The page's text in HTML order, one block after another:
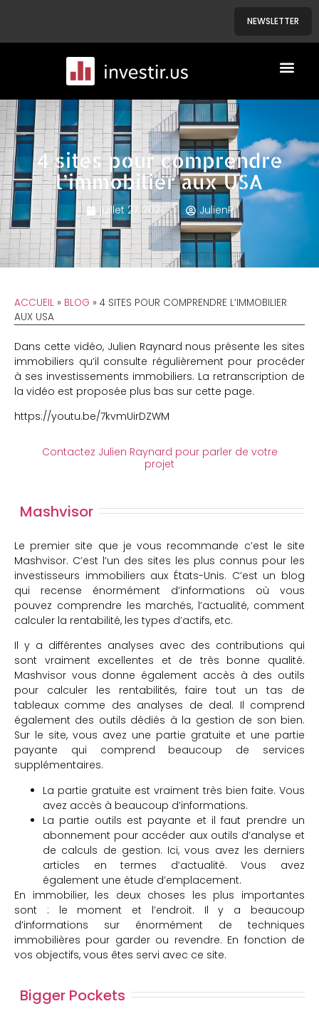
NEWSLETTER
4 sites pour comprendre
l’immobilier aux USA
juillet 27, 2021 JulienR
ACCUEIL » BLOG » 4 SITES POUR COMPRENDRE L’IMMOBILIER
AUX USA
Dans cette vidéo, Julien Raynard nous présente les sites
immobiliers qu’il consulte régulièrement pour procéder
à ses investissements immobiliers. La retranscription de
la vidéo est proposée plus bas sur cette page.
https://youtu.be/7kvmUirDZWM
Contactez Julien Raynard pour parler de votre
projet
Mashvisor
Le premier site que je vous recommande c’est le site
Mashvisor. C’est l’un des sites les plus connus pour les
investisseurs immobiliers aux États-Unis. C’est un blog
qui recense énormément d’informations où vous
pouvez comprendre les marchés, l’actualité, comment
calculer la rentabilité, les types d’actifs, etc.
Il y a différentes analyses avec des contributions qui
sont vraiment excellentes et de très bonne qualité.
Mashvisor vous donne également accès à des outils
pour calculer les rentabilités, faire tout un tas de
tableaux comme des analyses de deal. Il comprend
également des outils dédiés à la gestion de son bien.
Sur le site, vous avez une partie gratuite et une partie
payante qui comprend beaucoup de services
supplémentaires.
La partie gratuite est vraiment très bien faite. Vous
avez accès à beaucoup d’informations.
La partie outils est payante et il faut prendre un
abonnement pour accéder aux outils d’analyse et
de calculs de gestion. Ici, vous avez les derniers
articles en termes d’actualité. Vous avez
également une étude d’emplacement.
En immobilier, les deux choses les plus importantes
sont : le moment et l’endroit. Il y a beaucoup
d’informations sur énormément de techniques
immobilières pour garder ou revendre. En fonction de
vos objectifs, vous êtes servi avec ce site.
Bigger Pockets